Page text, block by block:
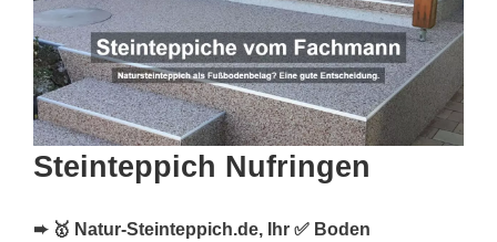
Steinteppich Nufringen
➨ 🥇 Natur-Steinteppich.de, Ihr ✅ Boden